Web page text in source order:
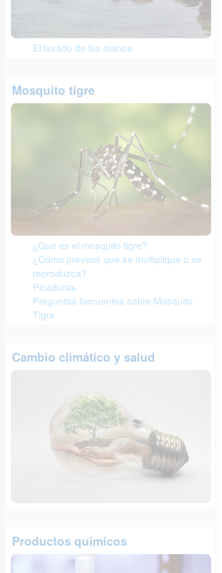
El lavado de las manos
Mosquito tigre
¿Qué es el mosquito tigre?
¿Cómo prevenir que se multiplique o se
reproduzca?
Picaduras
Preguntas frecuentes sobre Mosquito
Tigre
Cambio climático y salud
Productos químicos